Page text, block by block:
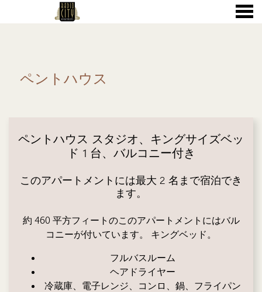
ペントハウス
ペントハウス スタジオ、キングサイズベッ
ド 1 台、バルコニー付き
このアパートメントには最大 2 名まで宿泊でき
ます。
約 460 平方フィートのこのアパートメントにはバル
コニーが付いています。 キングベッド。
フルバスルーム
ヘアドライヤー
冷蔵庫、電子レンジ、コンロ、鍋、フライパン